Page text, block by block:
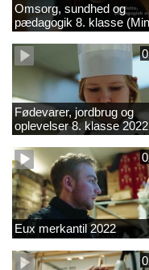
Omsorg, sundhed og
pædagogik 8. klasse
introkurser) 2022
Fødevarer, jordbrug og
oplevelser 8. klasse 2022
Eux merkantil 2022